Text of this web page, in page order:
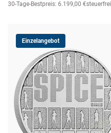
30-Tage-Bestpreis: 6.199,00 €steuerfrei
Einzelangebot